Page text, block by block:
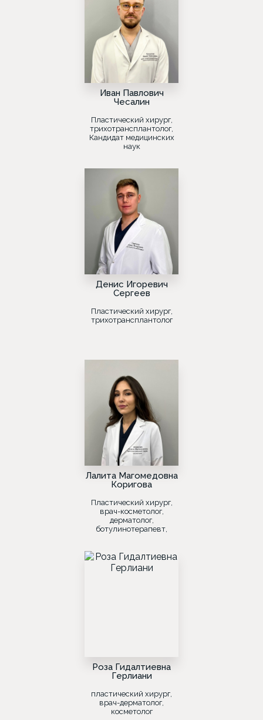
Иван Павлович
Чесалин
Пластический хирург,
трихотрансплантолог,
Кандидат медицинских
наук
Денис Игоревич
Сергеев
Пластический хирург,
трихотрансплантолог
Лалита Магомедовна
Коригова
Пластический хирург,
врач-косметолог,
дерматолог,
ботулинотерапевт,
Роза Гидалтиевна
Герлиани
пластический хирург,
врач-дерматолог,
косметолог